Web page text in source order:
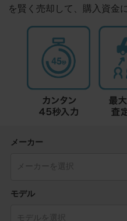
を賢く売却して、購入資金
メーカー
モデル